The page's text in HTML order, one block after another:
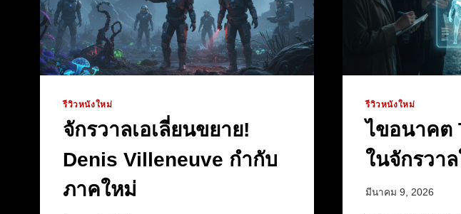
รีวิวหนังใหม่
จักรวาลเอเลี่ยนขยาย!
Denis Villeneuve กำกับ
ภาคใหม่
รีวิวหนังใหม่
ไขอนาคต
ในจักรวา
มีนาคม 9, 2026